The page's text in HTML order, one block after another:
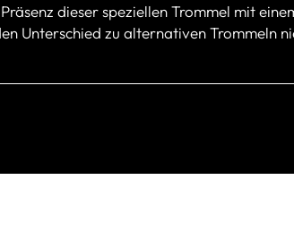
dieser speziellen Trommel mit
Unterschied zu alternativen Trommeln